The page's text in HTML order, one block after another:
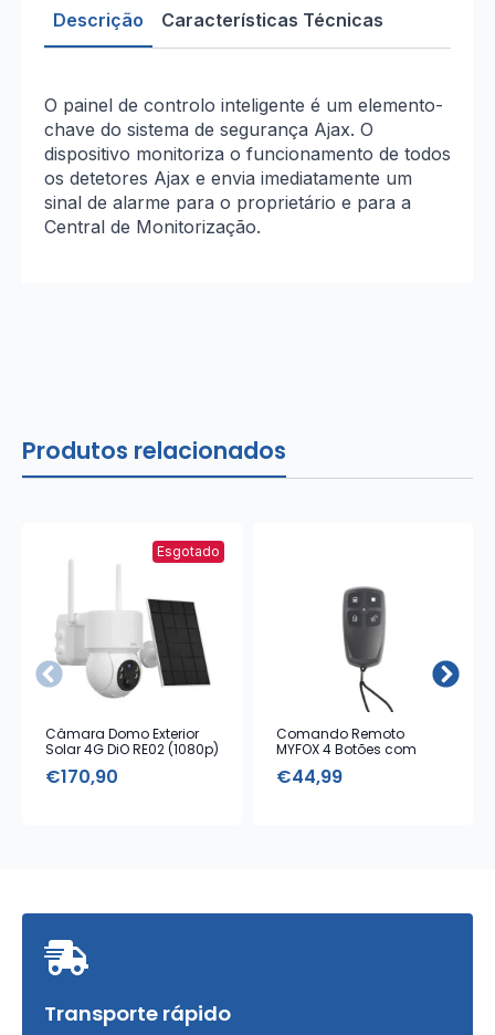
Descrição Características Técnicas
O painel de controlo inteligente é um elemento-
chave do sistema de segurança Ajax. O
dispositivo monitoriza o funcionamento de todos
os detetores Ajax e envia imediatamente um
sinal de alarme para o proprietário e para a
Central de Monitorização.
Produtos relacionados
Esgotado
Câmara Domo Exterior
Solar 4G DiO RE02 (1080p)
€170,90
Comando Remoto
MYFOX 4 Botões com
€44,99
Transporte rápido